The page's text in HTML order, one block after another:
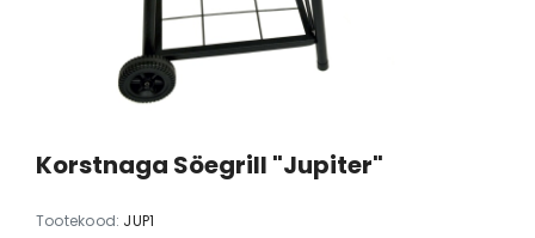
Korstnaga Söegrill "Jupiter"
Tootekood: JUP1
22cl kinkekarbis 4tk
28,90 €